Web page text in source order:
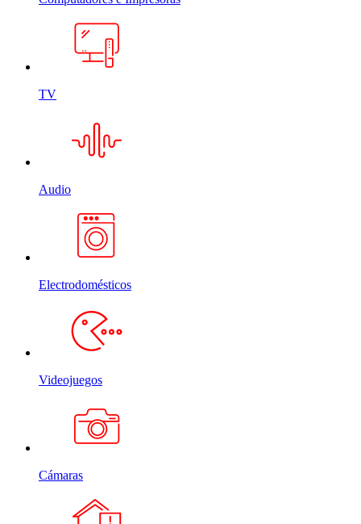
TV
Audio
Electrodomésticos
Videojuegos
Cámaras